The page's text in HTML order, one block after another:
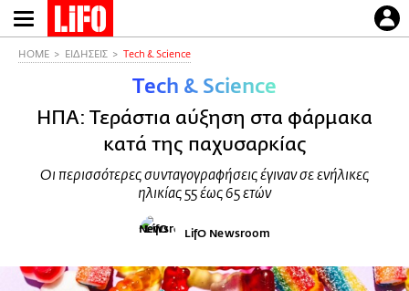
Παράκαμψη
προς
HOME ΕΙΔΗΣΕΙΣ Τech & Science
Τech & Science
ΗΠΑ: Τεράστια αύξηση στα φάρμακα
κατά της παχυσαρκίας
Οι περισσότερες συνταγογραφήσεις έγιναν σε ενήλικες
ηλικίας 55 έως 65 ετών
LifO Newsroom